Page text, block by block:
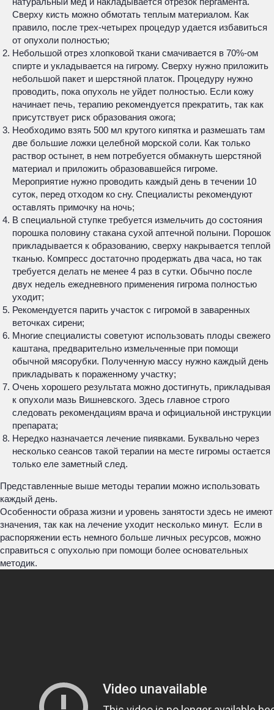
Сверху кисть можно обмотать теплым материалом. Как
правило, после трех-четырех процедур удается избавиться
от опухоли полностью;
Небольшой отрез хлопковой ткани смачивается в 70%-ом
спирте и укладывается на гигрому. Сверху нужно приложить
небольшой пакет и шерстяной платок. Процедуру нужно
проводить, пока опухоль не уйдет полностью. Если кожу
начинает печь, терапию рекомендуется прекратить, так как
присутствует риск образования ожога;
Необходимо взять 500 мл крутого кипятка и размешать там
две большие ложки целебной морской соли. Как только
раствор остынет, в нем потребуется обмакнуть шерстяной
материал и приложить образовавшейся гигроме.
Мероприятие нужно проводить каждый день в течении 10
суток, перед отходом ко сну. Специалисты рекомендуют
оставлять примочку на ночь;
В специальной ступке требуется измельчить до состояния
порошка половину стакана сухой аптечной полыни. Порошок
прикладывается к образованию, сверху накрывается теплой
тканью. Компресс достаточно продержать два часа, но так
требуется делать не менее 4 раз в сутки. Обычно после
двух недель ежедневного применения гигрома полностью
уходит;
Рекомендуется парить участок с гигромой в заваренных
веточках сирени;
Многие специалисты советуют использовать плоды свежего
каштана, предварительно измельченные при помощи
обычной мясорубки. Полученную массу нужно каждый день
прикладывать к пораженному участку;
Очень хорошего результата можно достигнуть, прикладывая
к опухоли мазь Вишневского. Здесь главное строго
следовать рекомендациям врача и официальной инструкции
препарата;
Нередко назначается лечение пиявками. Буквально через
несколько сеансов такой терапии на месте гигромы остается
только еле заметный след.
Представленные выше методы терапии можно использовать
каждый день.
Особенности образа жизни и уровень занятости здесь не имеют
значения, так как на лечение уходит несколько минут. Если в
распоряжении есть немного больше личных ресурсов, можно
справиться с опухолью при помощи более основательных
методик.